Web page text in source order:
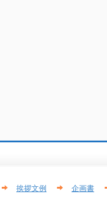
挨拶文例 企画書